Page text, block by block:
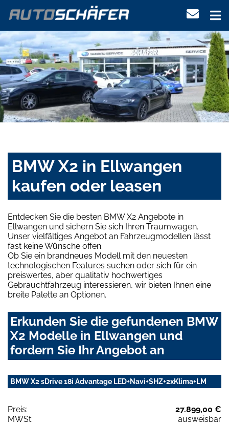
BMW X2 in Ellwangen
kaufen oder leasen
Entdecken Sie die besten BMW X2 Angebote in
Ellwangen und sichern Sie sich Ihren Traumwagen.
Unser vielfältiges Angebot an Fahrzeugmodellen lässt
fast keine Wünsche offen.
Ob Sie ein brandneues Modell mit den neuesten
technologischen Features suchen oder sich für ein
preiswertes, aber qualitativ hochwertiges
Gebrauchtfahrzeug interessieren, wir bieten Ihnen eine
breite Palette an Optionen.
Erkunden Sie die gefundenen BMW
X2 Modelle in Ellwangen und
fordern Sie Ihr Angebot an
BMW X2 sDrive 18i Advantage LED+Navi+SHZ+2xKlima+LM
Preis:
27.899,00 €
MWSt:
ausweisbar